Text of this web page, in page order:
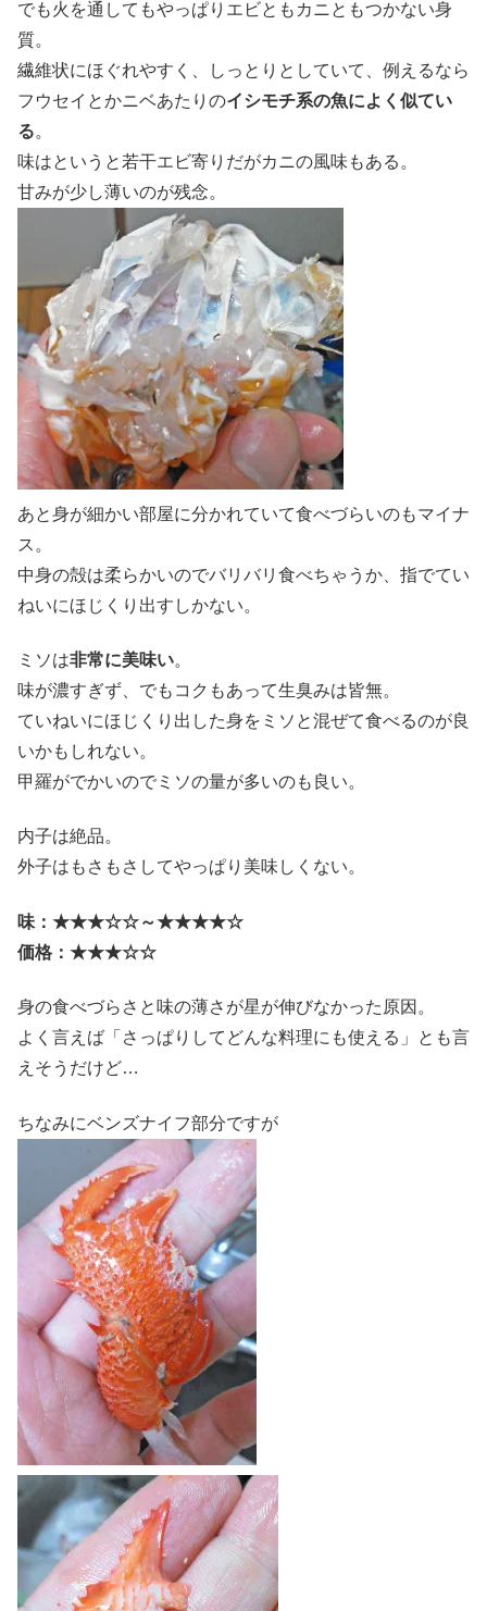
でも火を通してもやっぱりエビともカニともつかない身
質。
繊維状にほぐれやすく、しっとりとしていて、例えるなら
フウセイとかニベあたりのイシモチ系の魚によく似てい
る。
味はというと若干エビ寄りだがカニの風味もある。
甘みが少し薄いのが残念。
あと身が細かい部屋に分かれていて食べづらいのもマイナ
ス。
中身の殻は柔らかいのでバリバリ食べちゃうか、指でてい
ねいにほじくり出すしかない。
ミソは非常に美味い。
味が濃すぎず、でもコクもあって生臭みは皆無。
ていねいにほじくり出した身をミソと混ぜて食べるのが良
いかもしれない。
甲羅がでかいのでミソの量が多いのも良い。
内子は絶品。
外子はもさもさしてやっぱり美味しくない。
味：★★★☆☆～★★★★☆
価格：★★★☆☆
身の食べづらさと味の薄さが星が伸びなかった原因。
よく言えば「さっぱりしてどんな料理にも使える」とも言
えそうだけど…
ちなみにベンズナイフ部分ですが